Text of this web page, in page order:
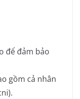
để đảm bảo
gồm cả nhân